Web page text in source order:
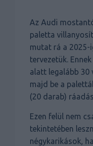
Az Audi
paletta
mutat rá a
tervezetük.
alatt legalább 30
majd be a
(20 darab)
Ezen felül nem
tekintetében
négykarikások,